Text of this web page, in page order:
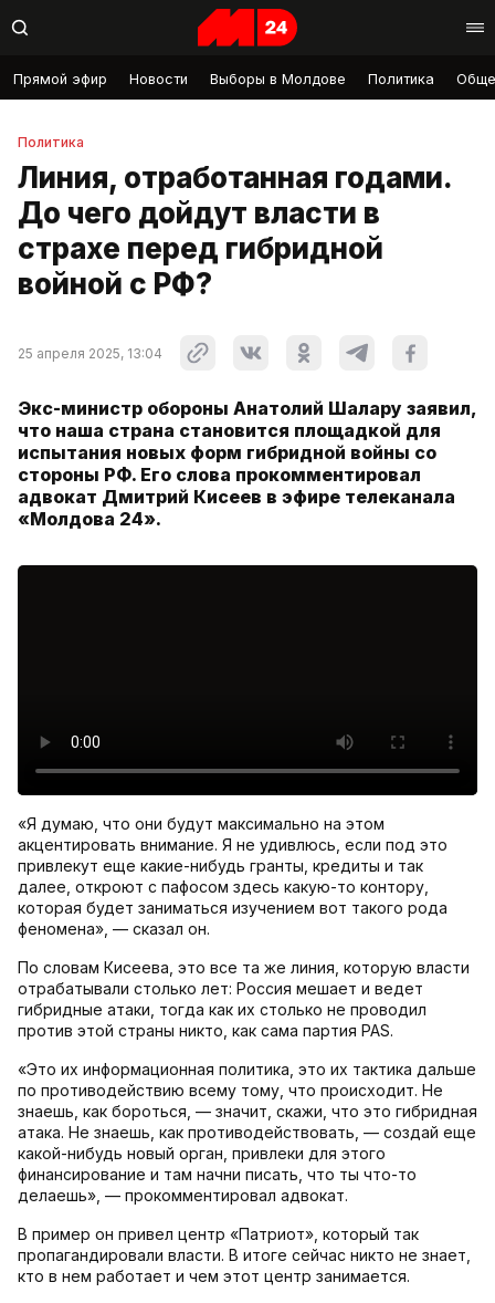
Прямой эфир Новости Выборы в Молдове Политика
Политика
Линия, отработанная годами.
До чего дойдут власти в
страхе перед гибридной
войной с РФ?
25 апреля 2025, 13:04
Экс-министр обороны Анатолий Шалару заявил,
что наша страна становится площадкой для
испытания новых форм гибридной войны со
стороны РФ. Его слова прокомментировал
адвокат Дмитрий Кисеев в эфире телеканала
«Молдова 24».
«Я думаю, что они будут максимально на этом
акцентировать внимание. Я не удивлюсь, если под это
привлекут еще какие-нибудь гранты, кредиты и так
далее, откроют с пафосом здесь какую-то контору,
которая будет заниматься изучением вот такого рода
феномена», — сказал он.
По словам Кисеева, это все та же линия, которую власти
отрабатывали столько лет: Россия мешает и ведет
гибридные атаки, тогда как их столько не проводил
против этой страны никто, как сама партия PAS.
«Это их информационная политика, это их тактика дальше
по противодействию всему тому, что происходит. Не
знаешь, как бороться, — значит, скажи, что это гибридная
атака. Не знаешь, как противодействовать, — создай еще
какой-нибудь новый орган, привлеки для этого
финансирование и там начни писать, что ты что-то
делаешь», — прокомментировал адвокат.
В пример он привел центр «Патриот», который так
пропагандировали власти. В итоге сейчас никто не знает,
кто в нем работает и чем этот центр занимается.